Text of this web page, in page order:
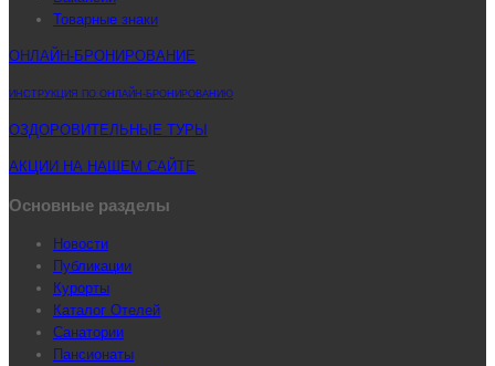
Товарные знаки
ОНЛАЙН-БРОНИРОВАНИЕ
ИНСТРУКЦИЯ ПО ОНЛАЙН-БРОНИРОВАНИЮ
ОЗДОРОВИТЕЛЬНЫЕ ТУРЫ
АКЦИИ НА НАШЕМ САЙТЕ
Основные разделы
Новости
Публикации
Курорты
Каталог Отелей
Санатории
Пансионаты